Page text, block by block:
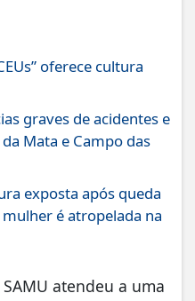
oferece cultura
graves de acidentes e
Mata e Campo das
exposta após queda
é atropelada na
atendeu a uma